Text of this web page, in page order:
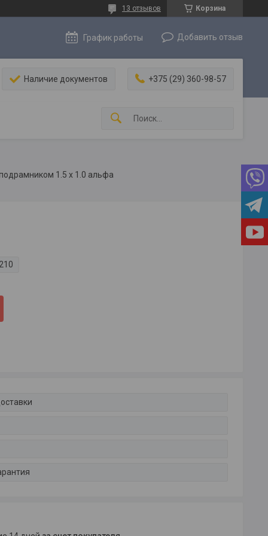
Корзина
13 отзывов
График работы Добавить отзыв
Наличие документов +375 (29) 360-98-57
1.5 х 1.0 альфа
210